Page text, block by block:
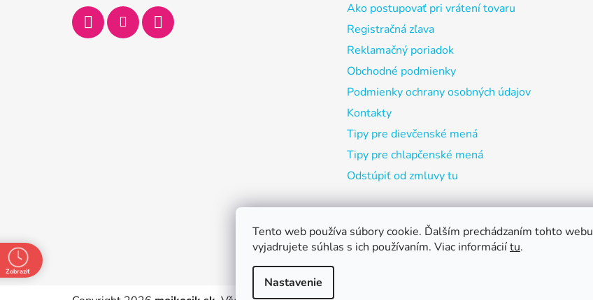
Tento web používa súbory cookie. Ďalším prechádzaním tohto webu
vyjadrujete súhlas s ich používaním. Viac informáciítu.
Nastavenie
Ako postupovať pri vrátení tovaru
Registračná zľava
Reklamačný poriadok
Obchodné podmienky
Podmienky ochrany osobných údajov
Kontakty
Tipy pre dievčenské mená
Tipy pre chlapčenské mená
Odstúpiť od zmluvy tu
Zobraziť